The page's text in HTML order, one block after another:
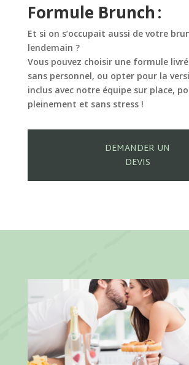
Formule Brunch :
Et si on s’occupait aussi de votre
lendemain ?
Vous pouvez choisir une formule
sans personnel, ou opter pour la
inclus avec notre équipe sur place,
pleinement et sans stress !
DEMANDER UN
DEVIS